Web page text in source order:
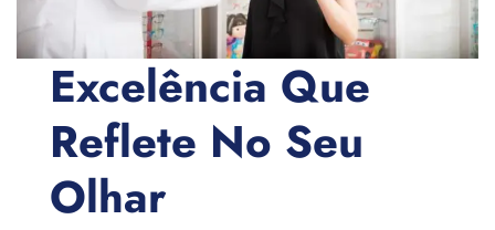
Excelência Que
Reflete No Seu
Olhar